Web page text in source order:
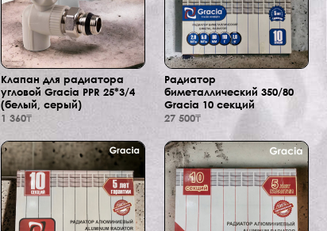
Клапан для радиатора
угловой Gracia PPR 25*3/4
(белый, серый)
1 360₸
Радиатор
биметаллический 350/80
Gracia 10 секций
27 500₸